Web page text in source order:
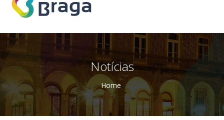
Notícias
Home